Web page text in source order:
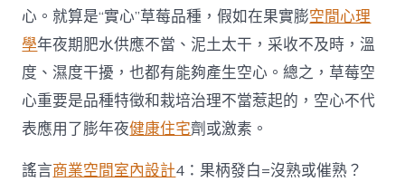
心。就算是“實心”草莓品種，假如在果實膨空間心理
學年夜期肥水供應不當、泥土太干，采收不及時，溫
度、濕度干擾，也都有能夠產生空心。總之，草莓空
心重要是品種特徵和栽培治理不當惹起的，空心不代
表應用了膨年夜健康住宅劑或激素。
謠言商業空間室內設計4：果柄發白=沒熟或催熟？